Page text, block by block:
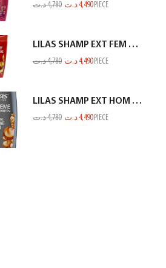
4,780د.ت 4,490 د.ت PIECE
LILAS SHAMP EXT FEM COL OU MECH ROUGE 350ML
4,780د.ت 4,490 د.ت PIECE
LILAS SHAMP EXT HOM PROTEINE GRIS 350ML
4,780د.ت 4,490 د.ت PIECE